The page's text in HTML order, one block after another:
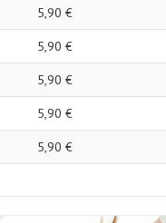
5,90 €
5,90 €
5,90 €
5,90 €
5,90 €